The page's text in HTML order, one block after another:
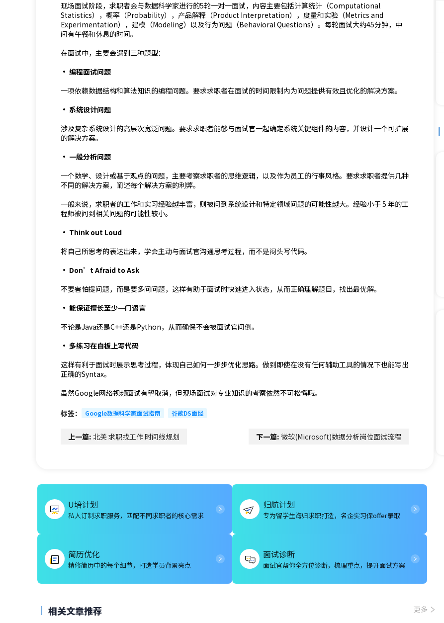
现场面试阶段，求职者会与数据科学家进行的5轮一对一面试，内容主要包括计算统计（Computational
Statistics），概率（Probability），产品解释（Product Interpretation），度量和实验（Metrics and
Experimentation），建模（Modeling）以及行为问题（Behavioral Questions）。每轮面试大约45分钟，中
间有午餐和休息的时间。
在面试中，主要会遇到三种题型：
· 编程面试问题
一项依赖数据结构和算法知识的编程问题。要求求职者在面试的时间限制内为问题提供有效且优化的解决方案。
· 系统设计问题
涉及复杂系统设计的高层次宽泛问题。要求求职者能够与面试官一起确定系统关键组件的内容，并设计一个可扩展
的解决方案。
· 一般分析问题
一个数学、设计或基于观点的问题，主要考察求职者的思维逻辑，以及作为员工的行事风格。要求求职者提供几种
不同的解决方案，阐述每个解决方案的利弊。
一般来说，求职者的工作和实习经验越丰富，则被问到系统设计和特定领域问题的可能性越大。经验小于 5 年的工
程师被问到相关问题的可能性较小。
· Think out Loud
将自己所思考的表达出来，学会主动与面试官沟通思考过程，而不是闷头写代码。
· Don’t Afraid to Ask
不要害怕提问题，而是要多问问题，这样有助于面试时快速进入状态，从而正确理解题目，找出最优解。
· 能保证擅长至少一门语言
不论是Java还是C++还是Python，从而确保不会被面试官问倒。
· 多练习在白板上写代码
这样有利于面试时展示思考过程，体现自己如何一步步优化思路。做到即使在没有任何辅助工具的情况下也能写出
正确的Syntax。
虽然Google网络视频面试有望取消，但现场面试对专业知识的考察依然不可松懈哦。
标签： Google数据科学家面试指南 谷歌DS面经
上一篇: 北美 求职找工作 时间线规划 下一篇: 微软(Microsoft)数据分析岗位面试流程
U培计划
私人订制求职服务，匹配不同求职者的核心需求
归航计划
专为留学生海归求职打造，名企实习保offer录取
简历优化
精修简历中的每个细节，打造学员背景亮点
面试诊断
面试官帮你全方位诊断，梳理重点，提升面试方案
相关文章推荐 更多